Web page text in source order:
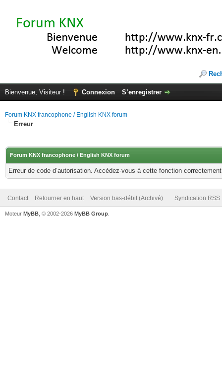
Bienvenue, Visiteur ! Connexion S’enregistrer
Forum KNX francophone / English KNX forum
Erreur
Forum KNX francophone / English KNX forum
Erreur de code d’autorisation. Accédez-vous à cette fonction
Contact Retourner en haut Version bas-débit (Archivé) Syndication RSS
Moteur MyBB , © 2002-2026 MyBB Group